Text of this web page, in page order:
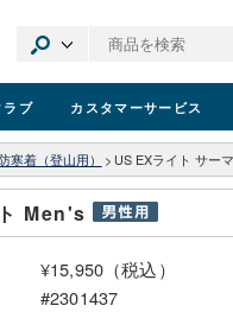
ラブ カスタマーサービス
寒着（登山用） > US EXライト サー
Men's
¥15,950（税込）
#2301437